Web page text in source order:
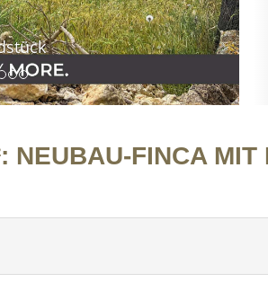
NEUBAU-FINCA MIT